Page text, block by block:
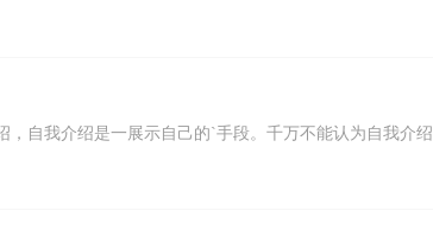
自我介绍是一展示自己的`手段。千万不能认为自我介绍